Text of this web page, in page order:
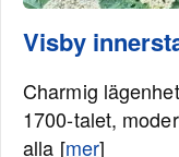
Visby
Charmig
1700-talet,
alla [mer]